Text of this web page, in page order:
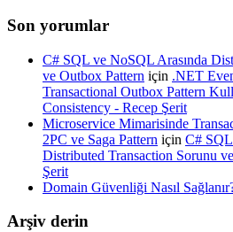
Son yorumlar
C# SQL ve NoSQL Arasında
ve Outbox Pattern için .NET
Transactional Outbox Pattern
Consistency - Recep Şerit
Microservice Mimarisinde
2PC ve Saga Pattern için C#
Distributed Transaction Sorunu
Şerit
Domain Güvenliği Nasıl
Arşiv derin